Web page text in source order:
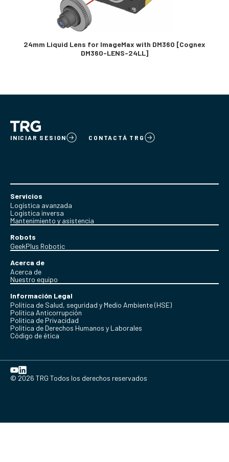
24mm Liquid Lens for ImageMax with DM360 [Cognex
DM360-LENS-24LL]
INICIAR SESION CONTACTÁ TRG
Servicios
Logística avanzada
Logística inversa
Mantenimiento y asistencia
Robots
GeekPlus Robotic
Acerca de
Acerca de
Nuestro equipo
Información Legal
Política de Salud, seguridad y Medio Ambiente (HSE)
Política Anticorrupción
Politica de Privacidad
Política de Derechos Humanos y Laborales
Código de ética
© 2026 TRG Todos los derechos reservados